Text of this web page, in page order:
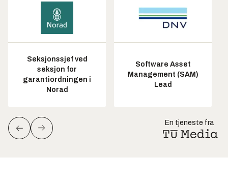
Seksjonssjef ved
seksjon for
garantiordningen i
Norad
Software Asset
Management (SAM)
Lead
En tjeneste fra